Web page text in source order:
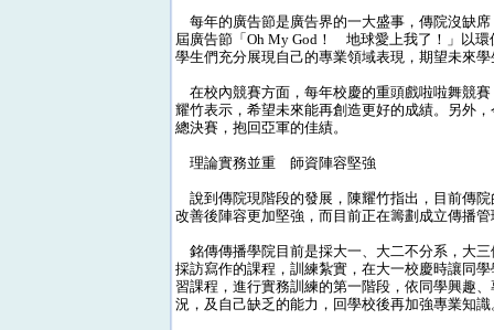
每年的廣告節是廣告界的一大盛事，傳院沒缺
屆廣告節「Oh My God！ 地球愛上我了！」以
學生們充分展現自己的專業領域表現，期望未來
在校內競賽方面，每年校慶的重頭戲啦啦舞競
耀竹表示，希望未來能再創造更好的成績。另外
總決賽，抱回亞軍的佳績。
理論實務並重 師資陣容堅強
說到傳院現階段的發展，陳耀竹指出，目前傳
改善後陣容更加堅強，而目前正在籌劃成立傳播
銘傳傳播學院目前是採大一、大二不分系，大
採訪寫作的課程，訓練紮實，在大一校慶時讓同
習課程，進行實務訓練的第一階段，依同學興趣
況，及自己缺乏的能力，回學校後再加強專業知識